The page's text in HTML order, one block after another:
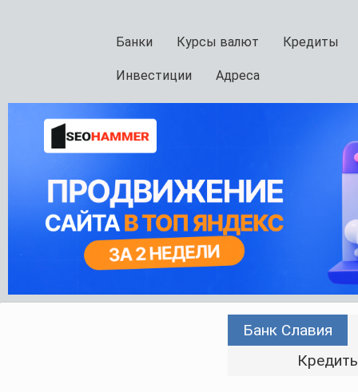
Банки Курсы валют Кредиты
Инвестиции Адреса
Банк Славия